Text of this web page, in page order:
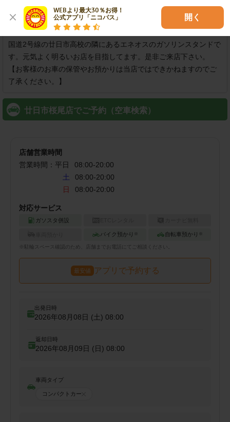
WEBより最大30％お得！
公式アプリ「ニコパス」
開く
店舗紹介
国道2号線の廿日市高校の隣にあるエネオスのガソリンスタンドで
す。元気よく明るいお店を目指してます。是非ご来店下さい。
【お客様のお車の保管やお預かりは当店ではできかねますのでご
了承ください。】
廿日市桜尾店でご予約（空車検索）
店舗営業時間
営業時間： 平日 08:00-20:00
土
08:00-20:00
日
08:00-20:00
対応サービス
ガソスタ併設
バイク預かり ※ 自転車預かり ※
※ スペース確認のため、店舗までお電話にてご相談ください。
最安値 アプリで予約する
出発日時
2026年08月08日 (土) 08:00
返却日時
2026年08月09日 (日) 08:00
車両タイプ
コンパクトカー